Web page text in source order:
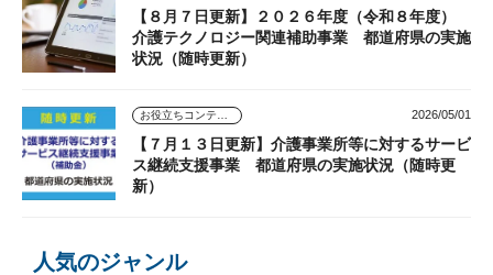
【８月７日更新】２０２６年度（令和８年度）
介護テクノロジー関連補助事業 都道府県の実施
状況（随時更新）
2026/05/01
【７月１３日更新】介護事業所等に対するサービ
ス継続支援事業 都道府県の実施状況（随時更
新）
人気のジャンル